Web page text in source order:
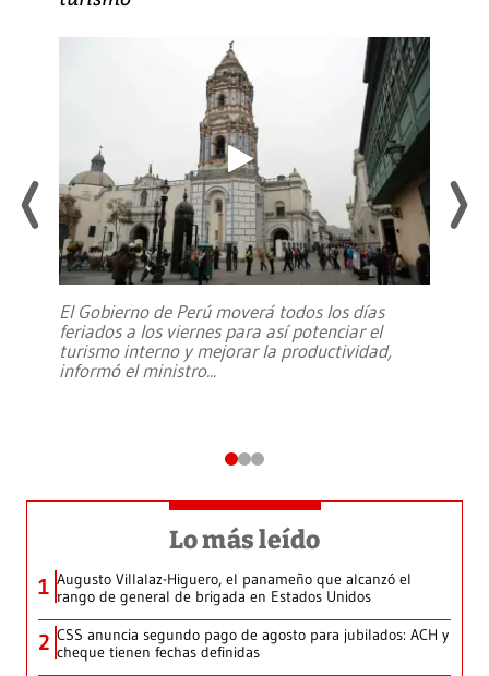
El Gobierno de Perú moverá todos los días
feriados a los viernes para así potenciar el
turismo interno y mejorar la productividad,
informó el ministro...
Lo más leído
1 Augusto Villalaz-Higuero, el panameño que alcanzó el
rango de general de brigada en Estados Unidos
2 CSS anuncia segundo pago de agosto para jubilados: ACH y
cheque tienen fechas definidas